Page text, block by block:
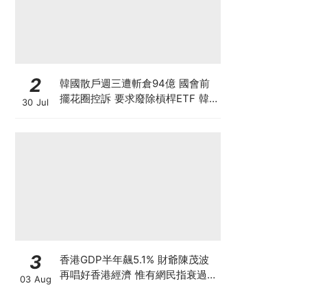
2
30 Jul
韓國散戶週三遭斬倉94億 國會前
擺花圈控訴 要求廢除槓桿ETF 韓
3
03 Aug
香港GDP半年飆5.1% 財爺陳茂波
再唱好香港經濟 惟有網民指衰過